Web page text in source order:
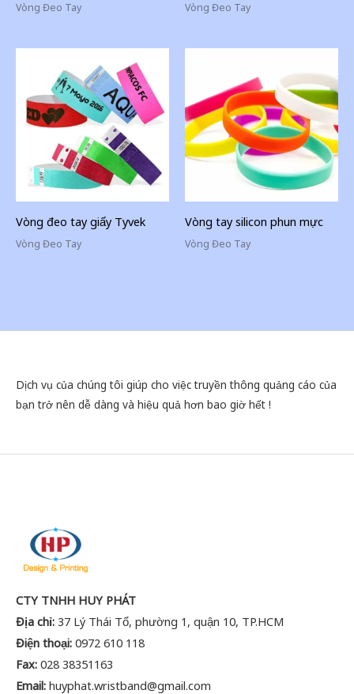
Vòng Đeo Tay Vòng Đeo Tay
Vòng đeo tay giấy Tyvek
Vòng Đeo Tay
Vòng tay silicon phun mực
Vòng Đeo Tay
Dịch vụ của chúng tôi giúp cho việc truyền thông quảng cáo của
bạn trở nên dễ dàng và hiệu quả hơn bao giờ hết !
CTY TNHH HUY PHÁT
Địa chỉ: 37 Lý Thái Tổ, phường 1, quận 10, TP.HCM
Điện thoại: 0972 610 118
Fax: 028 38351163
Email: huyphat.wristband@gmail.com